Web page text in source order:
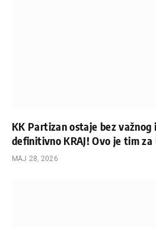
KK Partizan ostaje bez važnog
definitivno KRAJ! Ovo je tim za
МАЈ 28, 2026